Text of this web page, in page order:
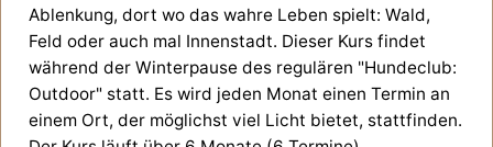
Ablenkung, dort wo das wahre Leben spielt: Wald,
Feld oder auch mal Innenstadt. Dieser Kurs findet
während der Winterpause des regulären "Hundeclub:
Outdoor" statt. Es wird jeden Monat einen Termin an
einem Ort, der möglichst viel Licht bietet, stattfinden.